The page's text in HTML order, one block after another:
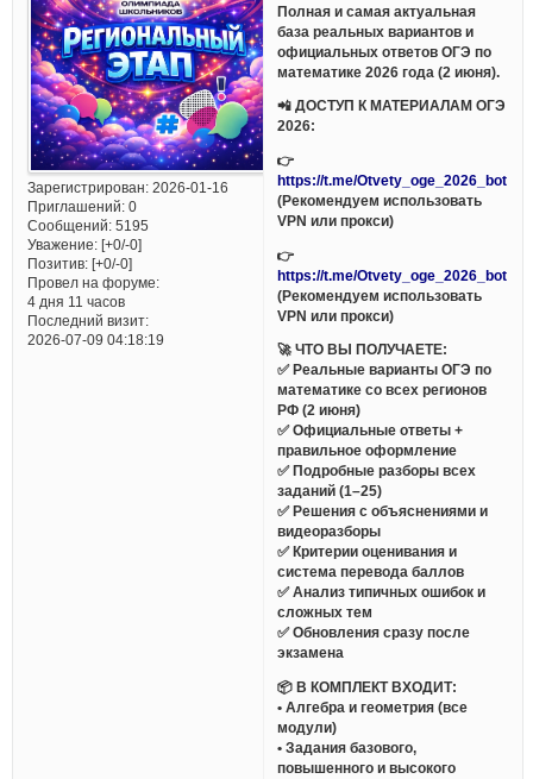
Зарегистрирован: 2026-01-16
Приглашений:0
Сообщений:5195
Уважение: [+0/-0]
Позитив: [+0/-0]
Провел на форуме:
4 дня 11 часов
Последний визит:
2026-07-09 04:18:19
Полная и самая актуальная
база реальных вариантов и
официальных ответов ОГЭ по
математике 2026 года (2 июня).
📲 ДОСТУП К МАТЕРИАЛАМ ОГЭ
2026:
👉
https://t.me/Otvety_oge_2026_bot
(Рекомендуем использовать
VPN или прокси)
👉
https://t.me/Otvety_oge_2026_bot
(Рекомендуем использовать
VPN или прокси)
🚀 ЧТО ВЫ ПОЛУЧАЕТЕ:
✅ Реальные варианты ОГЭ по
математике со всех регионов
РФ (2 июня)
✅ Официальные ответы +
правильное оформление
✅ Подробные разборы всех
заданий (1–25)
✅ Решения с объяснениями и
видеоразборы
✅ Критерии оценивания и
система перевода баллов
✅ Анализ типичных ошибок и
сложных тем
✅ Обновления сразу после
экзамена
📦 В КОМПЛЕКТ ВХОДИТ:
• Алгебра и геометрия (все
модули)
• Задания базового,
повышенного и высокого